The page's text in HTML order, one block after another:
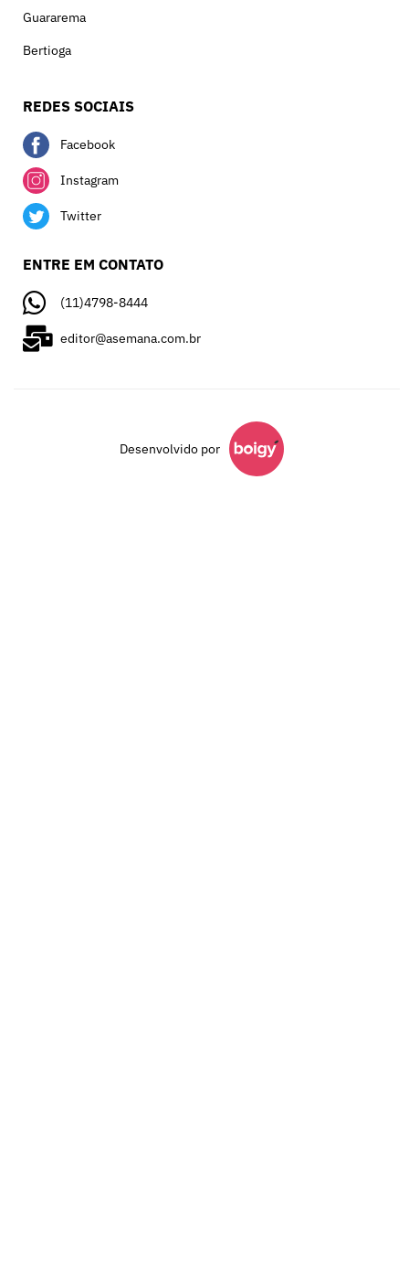
Guararema
Bertioga
REDES SOCIAIS
Facebook
Instagram
Twitter
ENTRE EM CONTATO
(11)4798-8444
editor@asemana.com.br
Desenvolvido por